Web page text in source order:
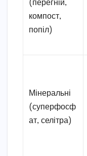
(перегній,
компост,
попіл)
Мінеральні
(суперфосф
ат, селітра)